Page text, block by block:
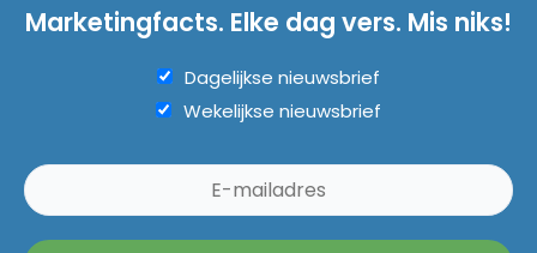
Marketingfacts. Elke dag vers. Mis niks!
Dagelijkse nieuwsbrief
Wekelijkse nieuwsbrief